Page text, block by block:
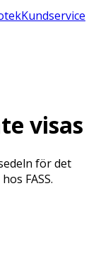
Kundservice
visas
för det
FASS.